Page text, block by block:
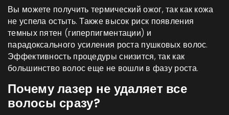
Вы можете получить термический ожог, так как кожа
не успела остыть. Также высок риск появления
темных пятен (гиперпигментации) и
парадоксального усиления роста пушковых волос.
Эффективность процедуры снизится, так как
большинство волос еще не вошли в фазу роста.
Почему лазер не удаляет все
волосы сразу?